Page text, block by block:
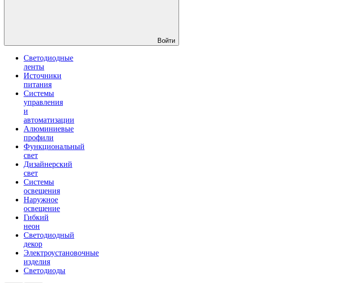
Войти
Светодиодные
ленты
Источники
питания
Системы
управления
и
автоматизации
Алюминиевые
профили
Функциональный
свет
Дизайнерский
свет
Системы
освещения
Наружное
освещение
Гибкий
неон
Светодиодный
декор
Электроустановочные
изделия
Светодиоды